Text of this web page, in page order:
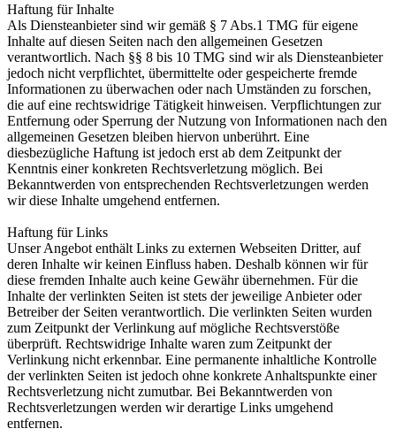
Haftung für Inhalte
Als Diensteanbieter sind wir gemäß § 7 Abs.1 TMG für eigene
Inhalte auf diesen Seiten nach den allgemeinen Gesetzen
verantwortlich. Nach §§ 8 bis 10 TMG sind wir als Diensteanbieter
jedoch nicht verpflichtet, übermittelte oder gespeicherte fremde
Informationen zu überwachen oder nach Umständen zu forschen,
die auf eine rechtswidrige Tätigkeit hinweisen. Verpflichtungen zur
Entfernung oder Sperrung der Nutzung von Informationen nach den
allgemeinen Gesetzen bleiben hiervon unberührt. Eine
diesbezügliche Haftung ist jedoch erst ab dem Zeitpunkt der
Kenntnis einer konkreten Rechtsverletzung möglich. Bei
Bekanntwerden von entsprechenden Rechtsverletzungen werden
wir diese Inhalte umgehend entfernen.
Haftung für Links
Unser Angebot enthält Links zu externen Webseiten Dritter, auf
deren Inhalte wir keinen Einfluss haben. Deshalb können wir für
diese fremden Inhalte auch keine Gewähr übernehmen. Für die
Inhalte der verlinkten Seiten ist stets der jeweilige Anbieter oder
Betreiber der Seiten verantwortlich. Die verlinkten Seiten wurden
zum Zeitpunkt der Verlinkung auf mögliche Rechtsverstöße
überprüft. Rechtswidrige Inhalte waren zum Zeitpunkt der
Verlinkung nicht erkennbar. Eine permanente inhaltliche Kontrolle
der verlinkten Seiten ist jedoch ohne konkrete Anhaltspunkte einer
Rechtsverletzung nicht zumutbar. Bei Bekanntwerden von
Rechtsverletzungen werden wir derartige Links umgehend
entfernen.